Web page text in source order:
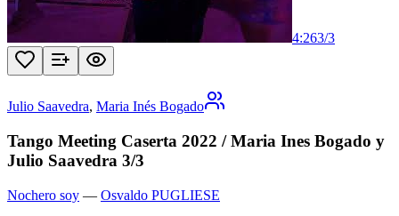
4:263/3
Julio Saavedra, Maria Inés Bogado
Tango Meeting Caserta 2022 / Maria Ines Bogado y
Julio Saavedra 3/3
Nochero soy — Osvaldo PUGLIESE